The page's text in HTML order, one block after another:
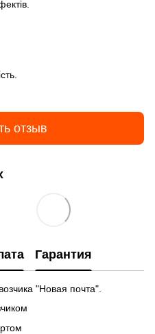
отзыв
Гарантия
"Новая почта".